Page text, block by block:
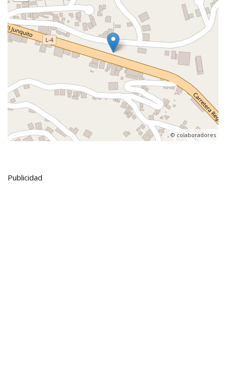
, © colaboradores
Publicidad